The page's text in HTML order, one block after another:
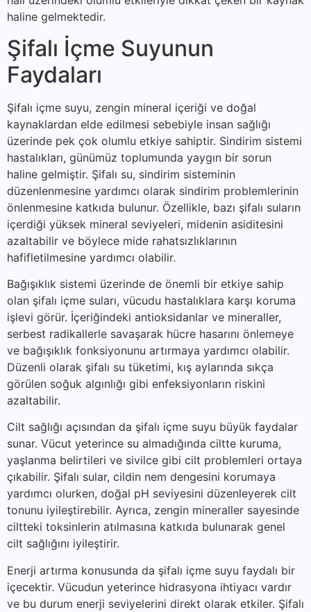
haline gelmektedir.
Şifalı İçme Suyunun
Faydaları
Şifalı içme suyu, zengin mineral içeriği ve doğal
kaynaklardan elde edilmesi sebebiyle insan sağlığı
üzerinde pek çok olumlu etkiye sahiptir. Sindirim sistemi
hastalıkları, günümüz toplumunda yaygın bir sorun
haline gelmiştir. Şifalı su, sindirim sisteminin
düzenlenmesine yardımcı olarak sindirim problemlerinin
önlenmesine katkıda bulunur. Özellikle, bazı şifalı suların
içerdiği yüksek mineral seviyeleri, midenin asiditesini
azaltabilir ve böylece mide rahatsızlıklarının
hafifletilmesine yardımcı olabilir.
Bağışıklık sistemi üzerinde de önemli bir etkiye sahip
olan şifalı içme suları, vücudu hastalıklara karşı koruma
işlevi görür. İçeriğindeki antioksidanlar ve mineraller,
serbest radikallerle savaşarak hücre hasarını önlemeye
ve bağışıklık fonksiyonunu artırmaya yardımcı olabilir.
Düzenli olarak şifalı su tüketimi, kış aylarında sıkça
görülen soğuk algınlığı gibi enfeksiyonların riskini
azaltabilir.
Cilt sağlığı açısından da şifalı içme suyu büyük faydalar
sunar. Vücut yeterince su almadığında ciltte kuruma,
yaşlanma belirtileri ve sivilce gibi cilt problemleri ortaya
çıkabilir. Şifalı sular, cildin nem dengesini korumaya
yardımcı olurken, doğal pH seviyesini düzenleyerek cilt
tonunu iyileştirebilir. Ayrıca, zengin mineraller sayesinde
ciltteki toksinlerin atılmasına katkıda bulunarak genel
cilt sağlığını iyileştirir.
Enerji artırma konusunda da şifalı içme suyu faydalı bir
içecektir. Vücudun yeterince hidrasyona ihtiyacı vardır
ve bu durum enerji seviyelerini direkt olarak etkiler. Şifalı